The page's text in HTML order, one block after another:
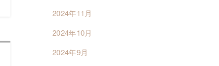
2024年11月
2024年10月
2024年9月